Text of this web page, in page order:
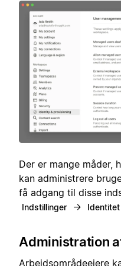
Der er mange måder,
kan administrere
få adgang til disse
Indstillinger → Identitet
Administration
Arbejdsområdeejere